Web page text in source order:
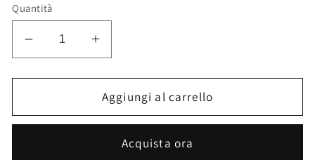
Quantità
Diminuisci
quantità
per
CASSETTIERA
1A-
Aumenta
quantità
per
CASSETTIERA
1A-
SIXTEM
Aggiungi al carrello
Acquista ora